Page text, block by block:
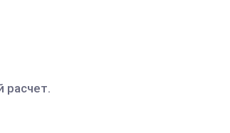
расчет.